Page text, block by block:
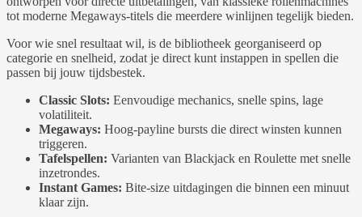
tot moderne Megaways-titels die meerdere winlijnen tegelijk bieden.
Voor wie snel resultaat wil, is de bibliotheek georganiseerd op
categorie en snelheid, zodat je direct kunt instappen in spellen die
passen bij jouw tijdsbestek.
Classic Slots: Eenvoudige mechanics, snelle spins, lage
volatiliteit.
Megaways: Hoog‑payline bursts die direct winsten kunnen
triggeren.
Tafelspellen: Varianten van Blackjack en Roulette met snelle
inzetrondes.
Instant Games: Bite‑size uitdagingen die binnen een minuut
klaar zijn.